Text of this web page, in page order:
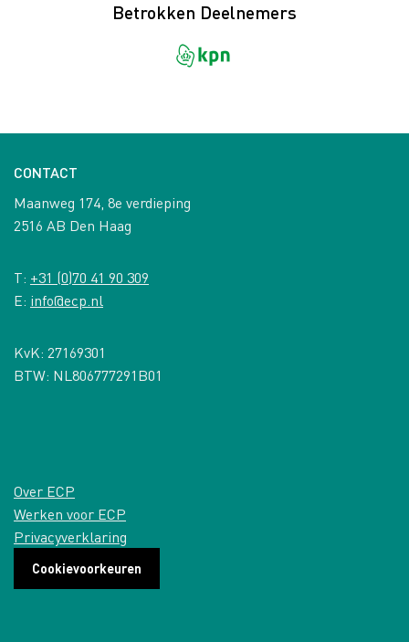
Betrokken Deelnemers
CONTACT
Maanweg 174, 8e verdieping
2516 AB Den Haag
T: +31 (0)70 41 90 309
E: info@ecp.nl
KvK: 27169301
BTW: NL806777291B01
Over ECP
Werken voor ECP
Privacyverklaring
Cookievoorkeuren